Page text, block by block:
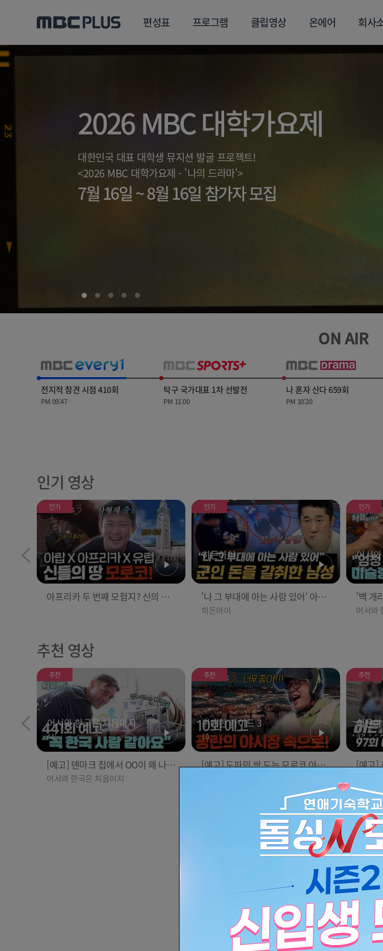
편성표 프로그램 클립영상 온에어 회사
MBC 스포츠+
MBC 드라마넷
전체
종영프로그램
스포츠플러스
2026 MBC 대학가요제
대한민국 대표 대학생 뮤지션 발굴 프로젝트!
<2026 MBC 대학가요제 - '나의 드라마'>
7월 16일 ~ 8월 16일 참가자 모집
ON AIR
전지적 참견 시점 410회
PM 09:47
탁구 국가대표 1차 선발전
PM 11:00
나 혼자 산다 659회
PM 10:20
인기 영상
인기
아프리카 두 번째 모험지? 신의 땅
히든아이
94
인기
'나 그 부대에 아는 사람 있어' 아들
뻘 군인에게 접근한 남성 l #히든아
히든아이
어서
438
인기
'백 개
프들 취
어서와
에티오피아 멋쟁이 머리 하고 거리
활보하는 대호X무진 l #위대한가이
드3 l #MBCevery1 l EP.6
히든아이
93
[광주 여고생 피살 사건④] 응급구
조사가 꿈이었던 17살 이채원, 살인
마 장윤기가 앗아간 꿈 l #히든아이
l #MBCevery1 l EP.93
히든아이
어서
435
'먹자
맘 먹
어서
ry1 l
어서와
어서와 한국은 처음이지
'오늘 잡은 토종닭이래!!' 광양 닭구
이 한 상에 푹 빠진 크리스 가족 l #
어서와한국은처음이지 l #MBCeve
어서와 한국은 처음이지
추천 영상
어서와 한국은 처음이지
441
추천
[예고] 덴마크 집에서 OO이 왜 나
와...? 이상할 정도로 한국을 사랑하
어서와 한국은 처음이지
위대한 가이드 3
10
추천
[예고] 도파민 싹 도는 모로코 야시
히든
97
추천
[예고]
진실!
위대한 가이드 3
[예고] 죽음의 땅 다나킬! 그런데 대
호가 심상치 않다?!
히든
추천
[예고]
그리고
장 납
히든아